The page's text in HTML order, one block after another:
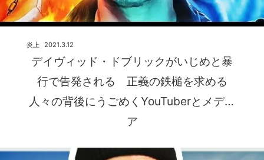
デイヴィッド・ドブリックがいじめと暴
行で告発される 正義の鉄槌を求める
人々の背後にうごめくYouTuberとメディ
ア
2021.3.12
炎上